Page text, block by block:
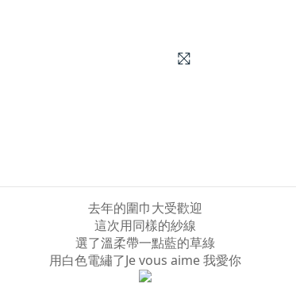
去年的圍巾大受歡迎
這次用同樣的紗線
選了溫柔帶一點藍的草綠
用白色電繡了Je vous aime 我愛你